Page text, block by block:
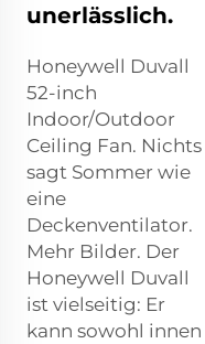
unerlässlich.
Honeywell Duvall
52-inch
Indoor/Outdoor
Ceiling Fan. Nichts
sagt Sommer wie
eine
Deckenventilator.
Mehr Bilder. Der
Honeywell Duvall
ist vielseitig: Er
kann sowohl innen